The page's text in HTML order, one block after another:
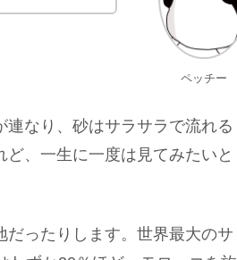
ペッチー
なり、砂はサラサラで流れる
、一生に一度は見てみたいと
ったりします。世界最大のサ